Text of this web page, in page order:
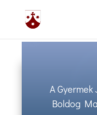
A
Boldog